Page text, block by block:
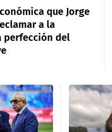
que Jorge
a la
perfección del